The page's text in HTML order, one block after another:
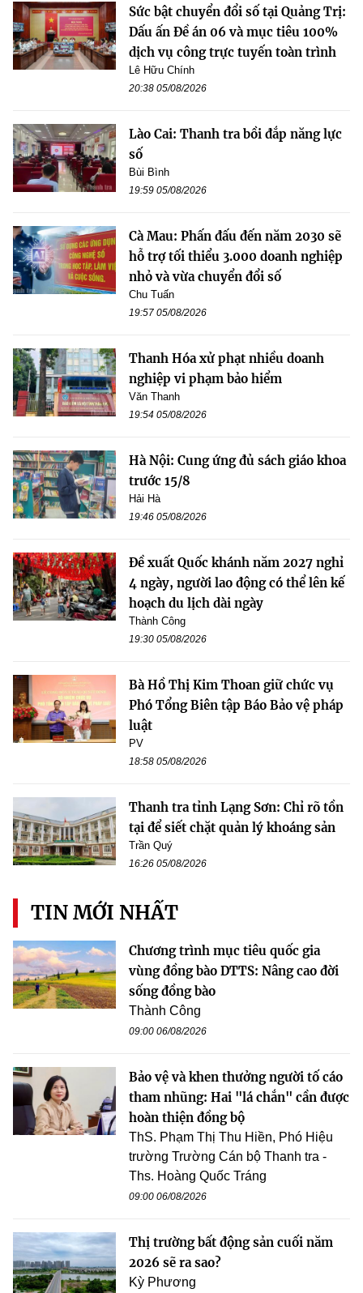
Sức bật chuyển đổi số tại Quảng Trị:
Dấu ấn Đề án 06 và mục tiêu 100%
dịch vụ công trực tuyến toàn trình
Lê Hữu Chính
20:38 05/08/2026
Lào Cai: Thanh tra bồi đắp năng lực
số
Bùi Bình
19:59 05/08/2026
Cà Mau: Phấn đấu đến năm 2030 sẽ
hỗ trợ tối thiểu 3.000 doanh nghiệp
nhỏ và vừa chuyển đổi số
Chu Tuấn
19:57 05/08/2026
Thanh Hóa xử phạt nhiều doanh
nghiệp vi phạm bảo hiểm
Văn Thanh
19:54 05/08/2026
Hà Nội: Cung ứng đủ sách giáo khoa
trước 15/8
Hải Hà
19:46 05/08/2026
Đề xuất Quốc khánh năm 2027 nghỉ
4 ngày, người lao động có thể lên kế
hoạch du lịch dài ngày
Thành Công
19:30 05/08/2026
Bà Hồ Thị Kim Thoan giữ chức vụ
Phó Tổng Biên tập Báo Bảo vệ pháp
luật
PV
18:58 05/08/2026
Thanh tra tỉnh Lạng Sơn: Chỉ rõ tồn
tại để siết chặt quản lý khoáng sản
Trần Quý
16:26 05/08/2026
TIN MỚI NHẤT
Chương trình mục tiêu quốc gia
vùng đồng bào DTTS: Nâng cao đời
sống đồng bào
Thành Công
09:00 06/08/2026
Bảo vệ và khen thưởng người tố cáo
tham nhũng: Hai "lá chắn" cần được
hoàn thiện đồng bộ
ThS. Phạm Thị Thu Hiền, Phó Hiệu
trường Trường Cán bộ Thanh tra -
Ths. Hoàng Quốc Tráng
09:00 06/08/2026
Thị trường bất động sản cuối năm
2026 sẽ ra sao?
Kỳ Phương